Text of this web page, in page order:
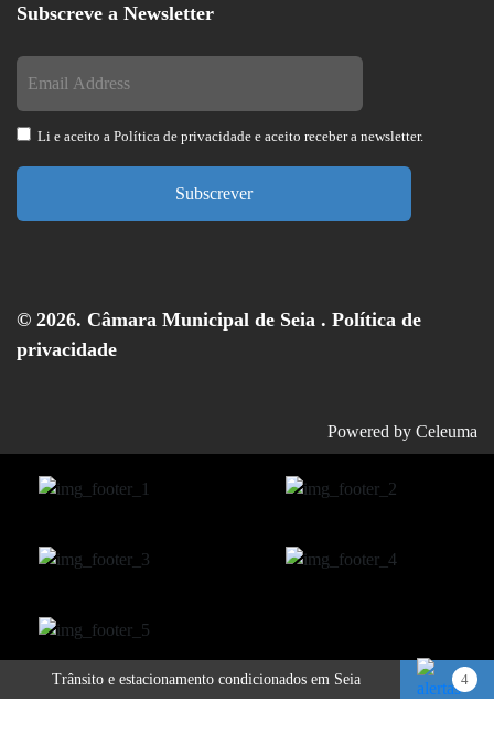
Subscreve a Newsletter
Li e aceito a Política de privacidade e aceito receber a newsletter.
Subscrever
© 2026. Câmara Municipal de Seia . Política de
privacidade
Powered by Celeuma
Trânsito e estacionamento condicionados em Seia 4